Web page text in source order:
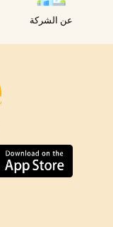
عن الشركة